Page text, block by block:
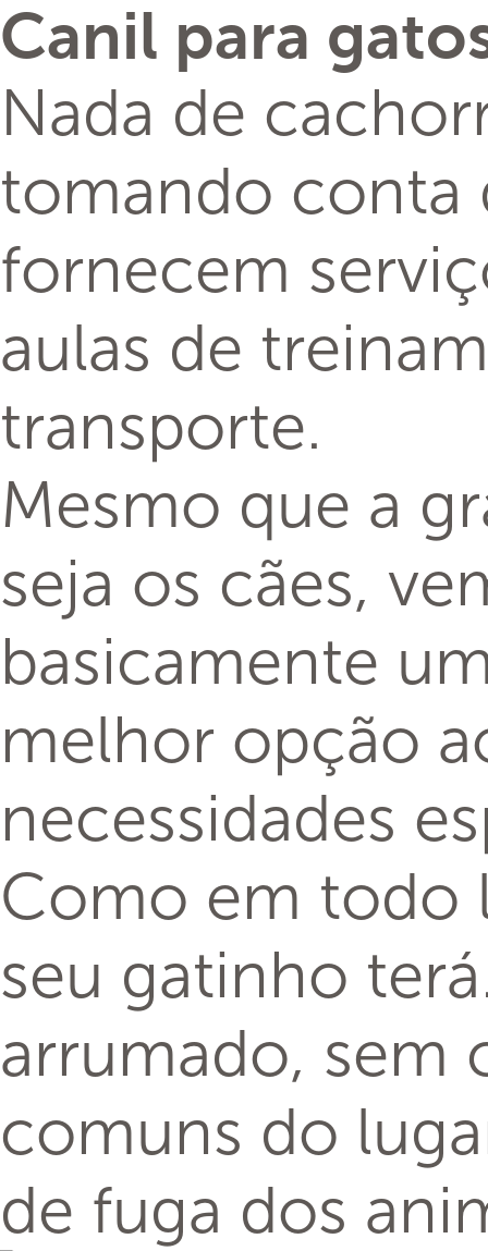
Canil para
Nada de
tomando conta
fornecem
aulas de
transporte.
Mesmo que a
seja os cães,
basicamente
melhor opção
necessidades
Como em todo
seu gatinho
arrumado, sem
comuns do
de fuga dos